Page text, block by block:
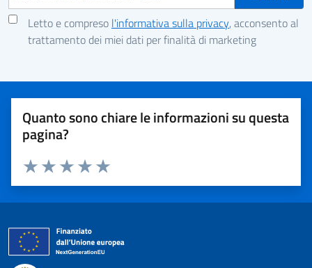
Letto e compreso l'informativa sulla privacy, acconsento al
trattamento dei miei dati per finalità di marketing
Quanto sono chiare le informazioni su questa
pagina?
Valuta 5 stelle su 5
Valuta 4 stelle su 5
Valuta 3 stelle su 5
Valuta 2 stelle su 5
Valuta 1 stelle su 5